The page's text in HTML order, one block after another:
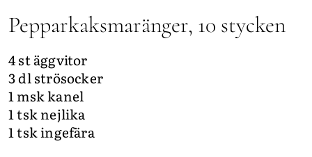
Pepparkaksmaränger, 10 stycken
4 st äggvitor
3 dl strösocker
1 msk kanel
1 tsk nejlika
1 tsk ingefära